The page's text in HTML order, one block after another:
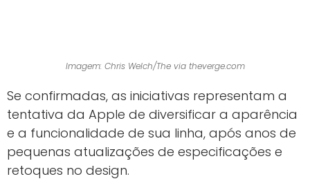
Imagem: Chris Welch/The via theverge.com
Se confirmadas, as iniciativas representam a
tentativa da Apple de diversificar a aparência
e a funcionalidade de sua linha, após anos de
pequenas atualizações de especificações e
retoques no design.